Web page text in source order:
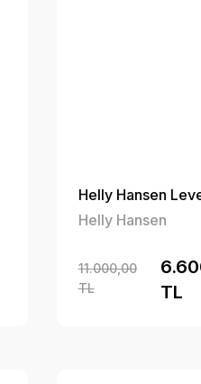
Helly Hansen
Helly Hansen
11.000,00
TL
TL